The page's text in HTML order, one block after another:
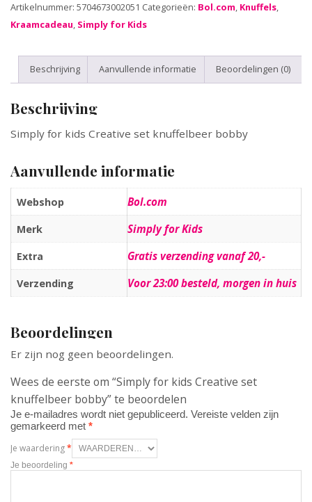
Artikelnummer: 5704673002051 Categorieën: Bol.com, Knuffels,
Kraamcadeau, Simply for Kids
Beschrijving Aanvullende informatie Beoordelingen (0)
Beschrijving
Simply for kids Creative set knuffelbeer bobby
Aanvullende informatie
Webshop Bol.com
Merk Simply for Kids
Extra Gratis verzending vanaf 20,-
Verzending Voor 23:00 besteld, morgen in huis
Beoordelingen
Er zijn nog geen beoordelingen.
Wees de eerste om “Simply for kids Creative set
knuffelbeer bobby” te beoordelen
Je e-mailadres wordt niet gepubliceerd. Vereiste velden zijn
gemarkeerd met *
Je waardering*
Je beoordeling *